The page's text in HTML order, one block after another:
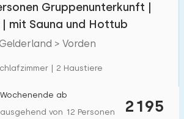
Gruppenunterkunft |
| mit Sauna und Hottub
> Vorden
| 2 Haustiere
2195
Wochenende ab
ausgehend von 12 Personen